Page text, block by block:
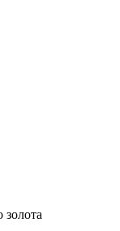
золота